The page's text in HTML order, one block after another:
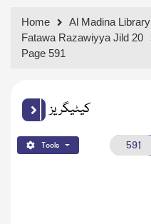
Home
Al Madina Library
Fatawa Razawiyya Jild 20
Page 591
کیٹیگریز
Tools